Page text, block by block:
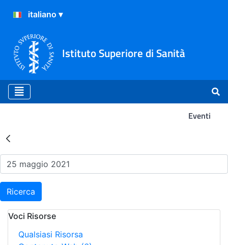
Istituto Superiore di Sanità
Eventi
Risultati della Ricerca -
Ricerca
Voci Risorse
Qualsiasi Risorsa